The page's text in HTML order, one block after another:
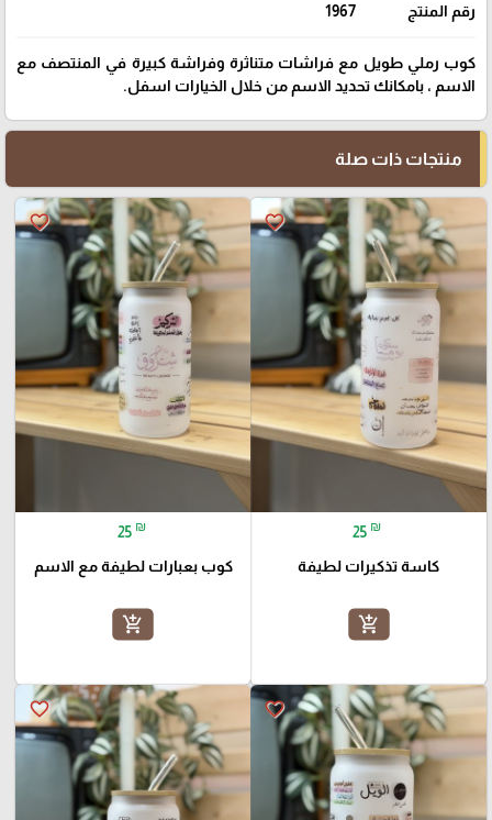
رقم المنتج 1967
كوب رملي طويل مع فراشات متناثرة وفراشة كبيرة في المنتصف مع
الاسم ، بامكانك تحديد الاسم من خلال الخيارات اسفل.
منتجات ذات صلة
favorite_border
25 ₪
كاسة تذكيرات لطيفة
add_shopping_cart
favorite_border
25 ₪
كوب بعبارات لطيفة مع الاسم
add_shopping_cart
favorite_border
favorite_border